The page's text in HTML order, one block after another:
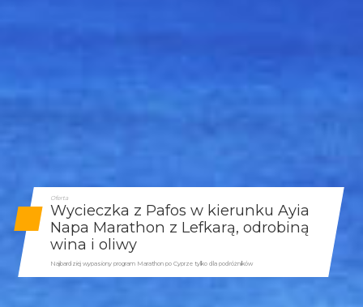
Oferta
Wycieczka z Pafos w kierunku Ayia
Napa Marathon z Lefkarą, odrobiną
wina i oliwy
Najbardziej wypasiony program Marathon po Cyprze tylko dla podróżników